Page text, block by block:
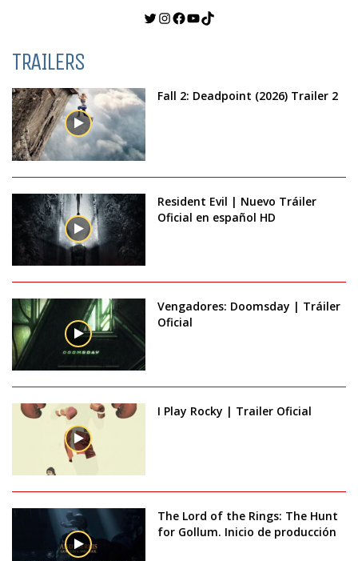
Twitter
Instagram
Facebook
YouTube
TikTok
TRAILERS
Fall 2: Deadpoint (2026) Trailer 2
Resident Evil | Nuevo Tráiler
Oficial en español HD
Vengadores: Doomsday | Tráiler
Oficial
I Play Rocky | Trailer Oficial
The Lord of the Rings: The Hunt
for Gollum. Inicio de producción